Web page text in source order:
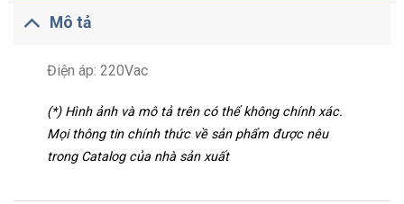
Mô tả
Điện áp: 220Vac
(*) Hình ảnh và mô tả trên có thể không chính xác.
Mọi thông tin chính thức về sản phẩm được nêu
trong Catalog của nhà sản xuất